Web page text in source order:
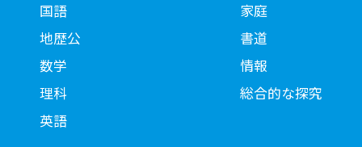
国語
地歴公
数学
理科
英語
家庭
書道
情報
総合的な探究